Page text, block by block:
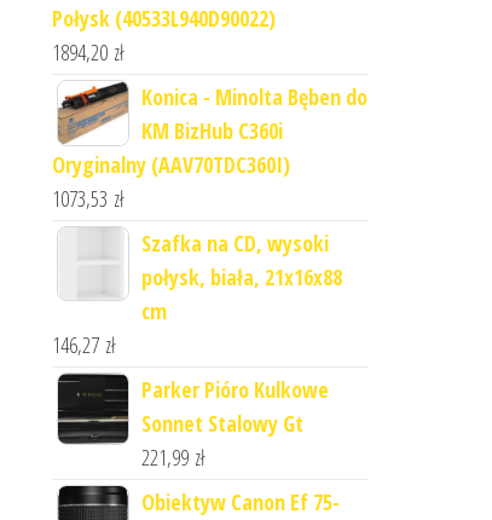
Połysk (40533L940D90022)
1894,20 zł
Konica - Minolta Bęben do
KM BizHub C360i
Oryginalny (AAV70TDC360I)
1073,53 zł
Szafka na CD, wysoki
połysk, biała, 21x16x88
cm
146,27 zł
Parker Pióro Kulkowe
Sonnet Stalowy Gt
221,99 zł
Obiektyw Canon Ef 75-